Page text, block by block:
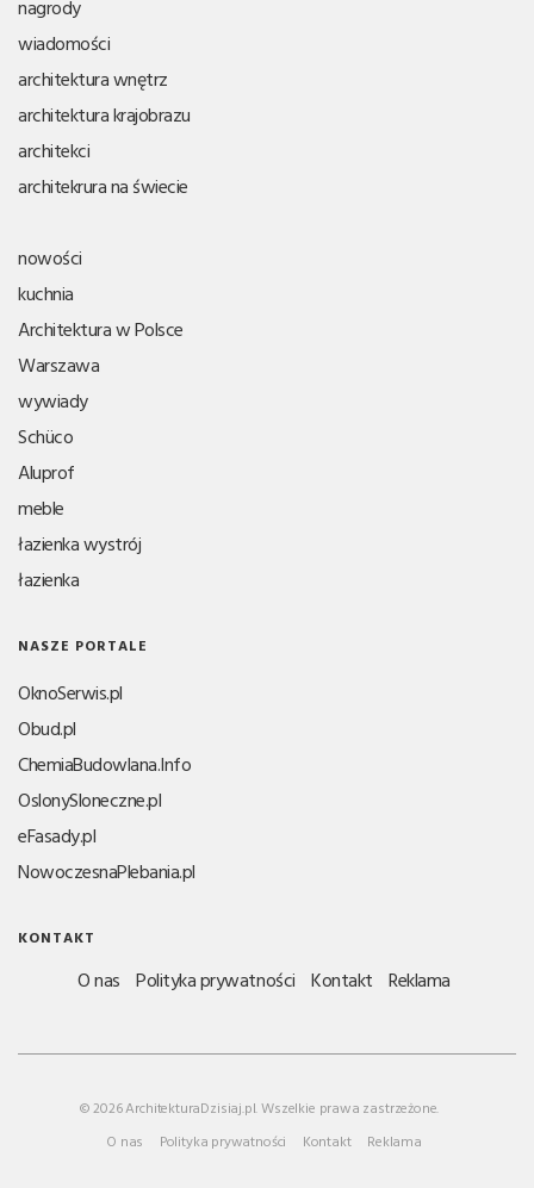
nagrody
wiadomości
architektura wnętrz
architektura krajobrazu
architekci
architekrura na świecie
nowości
kuchnia
Architektura w Polsce
Warszawa
wywiady
Schüco
Aluprof
meble
łazienka wystrój
łazienka
NASZE PORTALE
OknoSerwis.pl
Obud.pl
ChemiaBudowlana.Info
OslonySloneczne.pl
eFasady.pl
NowoczesnaPlebania.pl
KONTAKT
O nas Polityka prywatności Kontakt Reklama
© 2026 ArchitekturaDzisiaj.pl. Wszelkie prawa zastrzeżone.
O nas
Polityka prywatności Kontakt Reklama